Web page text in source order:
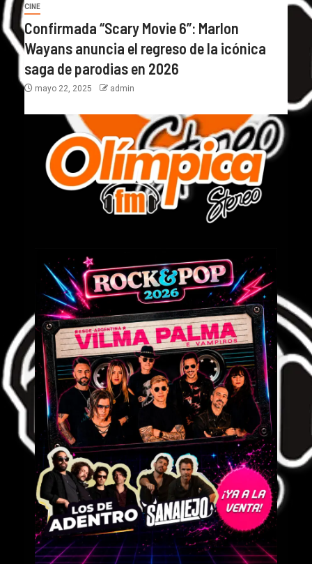
CINE
Confirmada “Scary Movie 6”: Marlon
Wayans anuncia el regreso de la icónica
saga de parodias en 2026
mayo 22, 2025 admin